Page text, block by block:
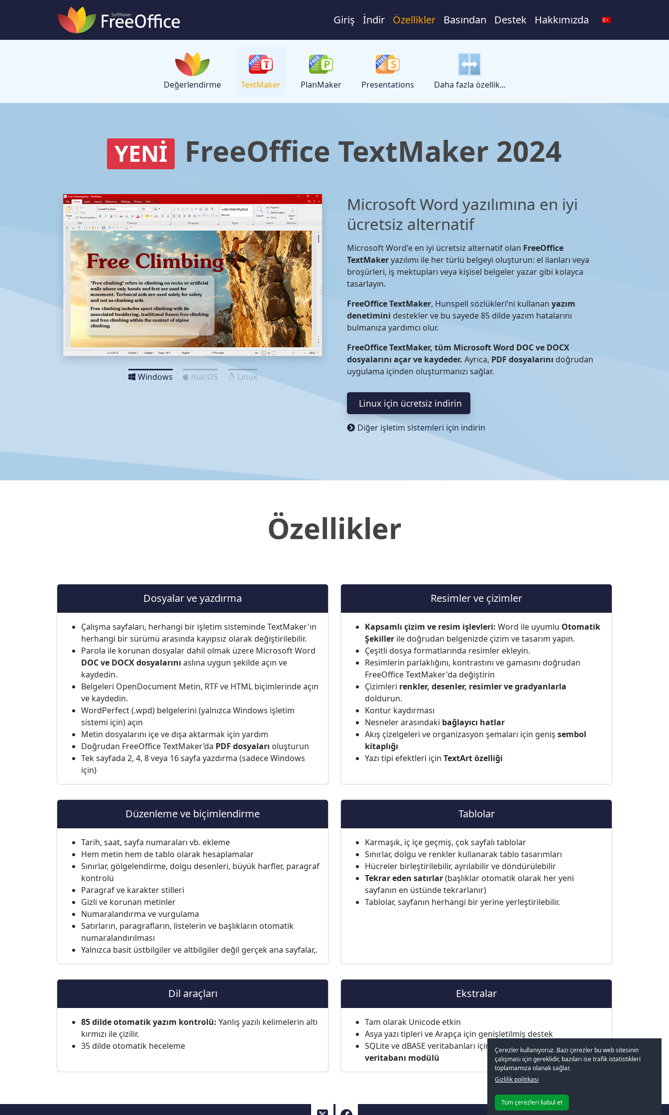
Giriş İndir Özellikler Basından Destek Hakkımızda
Değerlendirme TextMaker PlanMaker Presentations Daha fazla özellik...
YENİ FreeOffice TextMaker 2024
Windows macOS Linux
Microsoft Word yazılımına en iyi
ücretsiz alternatif
Microsoft Word'e en iyi ücretsiz alternatif olan FreeOffice
TextMakeryazılımı ile her türlü belgeyi oluşturun: el ilanları veya
broşürleri, iş mektupları veya kişisel belgeler yazar gibi kolayca
tasarlayın.
FreeOffice TextMaker, Hunspell sözlükleri’ni kullanan yazım
denetimini destekler ve bu sayede 85 dilde yazım hatalarını
bulmanıza yardımcı olur.
FreeOffice TextMaker, tüm Microsoft Word DOC ve DOCX
dosyalarını açar ve kaydeder. Ayrıca, PDF dosyalarını doğrudan
uygulama içinden oluşturmanızı sağlar.
Linux için ücretsiz indirin
Diğer işletim sistemleri için indirin
Özellikler
Dosyalar ve yazdırma
Çalışma sayfaları, herhangi bir işletim sisteminde TextMaker'ın
herhangi bir sürümü arasında kayıpsız olarak değiştirilebilir.
Parola ile korunan dosyalar dahil olmak üzere Microsoft Word
DOC ve DOCX dosyalarını aslına uygun şekilde açın ve
kaydedin.
Belgeleri OpenDocument Metin, RTF ve HTML biçimlerinde açın
ve kaydedin.
WordPerfect (.wpd) belgelerini (yalnızca Windows işletim
sistemi için) açın
Metin dosyalarını içe ve dışa aktarmak için yardım
Doğrudan FreeOffice TextMaker’da PDF dosyaları oluşturun
Tek sayfada 2, 4, 8 veya 16 sayfa yazdırma (sadece Windows
için)
Resimler ve çizimler
Kapsamlı çizim ve resim işlevleri: Word ile uyumlu Otomatik
Şekiller ile doğrudan belgenizde çizim ve tasarım yapın.
Çeşitli dosya formatlarında resimler ekleyin.
Resimlerin parlaklığını, kontrastını ve gamasını doğrudan
FreeOffice TextMaker'da değiştirin
Çizimleri renkler, desenler, resimler ve gradyanlarla
doldurun.
Kontur kaydırması
Nesneler arasındaki bağlayıcı hatlar
Akış çizelgeleri ve organizasyon şemaları için geniş sembol
kitaplığı
Yazı tipi efektleri için TextArt özelliği
Düzenleme ve biçimlendirme
Tarih, saat, sayfa numaraları vb. ekleme
Hem metin hem de tablo olarak hesaplamalar
Sınırlar, gölgelendirme, dolgu desenleri, büyük harfler, paragraf
kontrolü
Paragraf ve karakter stilleri
Gizli ve korunan metinler
Numaralandırma ve vurgulama
Satırların, paragrafların, listelerin ve başlıkların otomatik
numaralandırılması
Yalnızca basit üstbilgiler ve altbilgiler değil gerçek ana sayfalar,.
Tablolar
Karmaşık, iç içe geçmiş, çok sayfalı tablolar
Sınırlar, dolgu ve renkler kullanarak tablo tasarımları
Hücreler birleştirilebilir, ayrılabilir ve döndürülebilir
Tekrar eden satırlar(başlıklar otomatik olarak her yeni
sayfanın en üstünde tekrarlanır)
Tablolar, sayfanın herhangi bir yerine yerleştirilebilir.
Dil araçları
85 dilde otomatik yazım kontrolü: Yanlış yazılı kelimelerin altı
kırmızı ile çizilir.
35 dilde otomatik heceleme
Ekstralar
Tam olarak Unicode etkin
Asya yazı tipleri ve Arapça için genişletilmiş destek
SQLite ve dBASE veritabanları için entegre edilmiş eksiksiz
veritabanı modülü
Çerezler kullanıyoruz. Bazı çerezler bu web sitesinin
çalışması için gereklidir, bazıları ise trafik istatistikleri
toplamamıza olanak sağlar.
Gizlilik politikası
Tüm çerezleri kabul et